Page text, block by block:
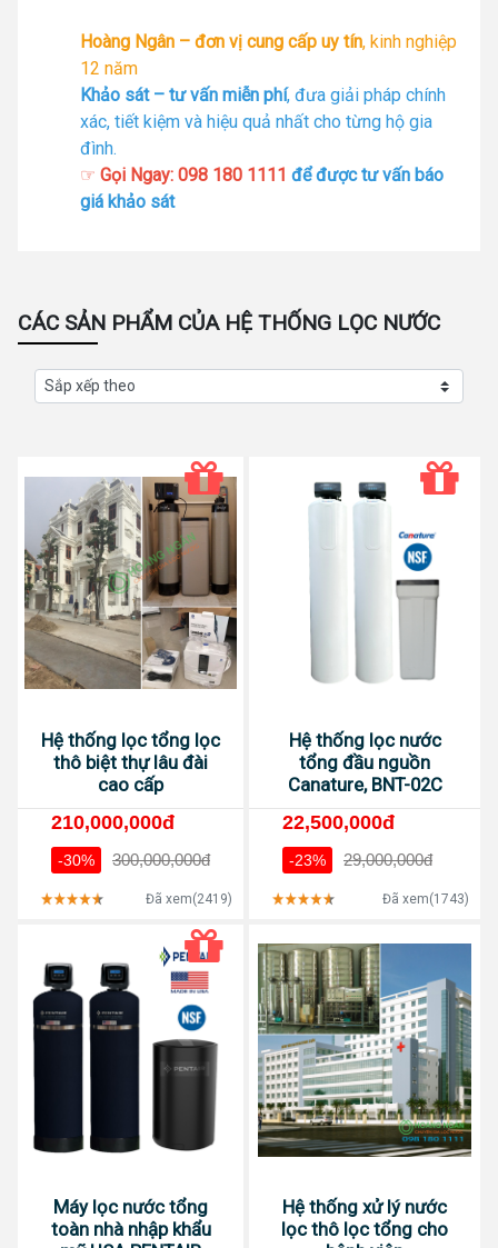
Hoàng Ngân – đơn vị cung cấp uy tín, kinh nghiệp
12 năm
Khảo sát – tư vấn miễn phí, đưa giải pháp chính
xác, tiết kiệm và hiệu quả nhất cho từng hộ gia
đình.
☞ Gọi Ngay: 098 180 1111 để được tư vấn báo
giá khảo sát
CÁC SẢN PHẨM CỦA HỆ THỐNG LỌC NƯỚC
Hệ thống lọc tổng lọc
thô biệt thự lâu đài
cao cấp
210,000,000đ
-30% 300,000,000đ
Đã xem(2419)
Hệ thống lọc nước
tổng đầu nguồn
Canature, BNT-02C
22,500,000đ
-23% 29,000,000đ
Đã xem(1743)
Máy lọc nước tổng
toàn nhà nhập khẩu
Hệ thống xử lý nước
lọc thô lọc tổng cho